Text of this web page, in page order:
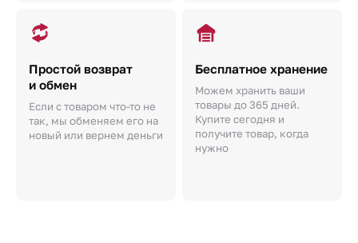
Простой возврат
и обмен
Если с товаром что-то не
так, мы обменяем его на
новый или вернем деньги
Бесплатное хранение
Можем хранить ваши
товары до 365 дней.
Купите сегодня и
получите товар, когда
нужно